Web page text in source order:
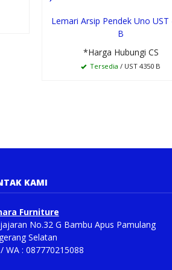
Lemari Arsip Pendek Uno UST
B
*Harga Hubungi CS
Tersedia / UST 4350 B
KAMI
Furniture
No.32 G Bambu Apus Pamulang
Selatan
WA : 087770215088